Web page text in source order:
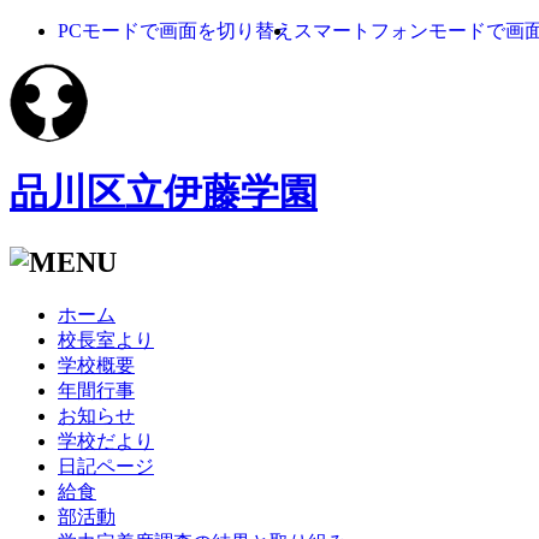
PCモードで画面を切り替え スマートフォンモードで画
品川区立伊藤学園
ホーム
校長室より
学校概要
年間行事
お知らせ
学校だより
日記ページ
給食
部活動